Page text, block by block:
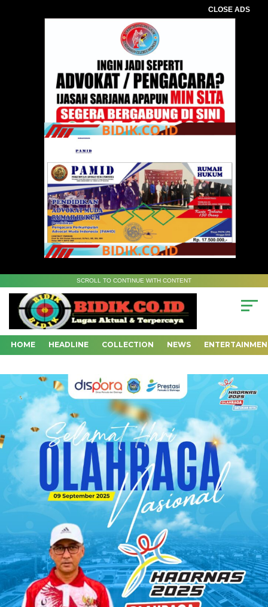
CLOSE ADS
SCROLL TO CONTINUE WITH CONTENT
HOME HEADLINE COLLECTION NEWS